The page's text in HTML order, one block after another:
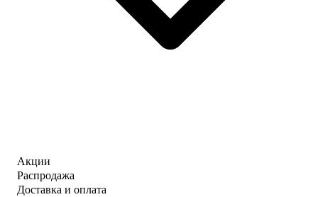
Акции
Распродажа
Доставка и оплата